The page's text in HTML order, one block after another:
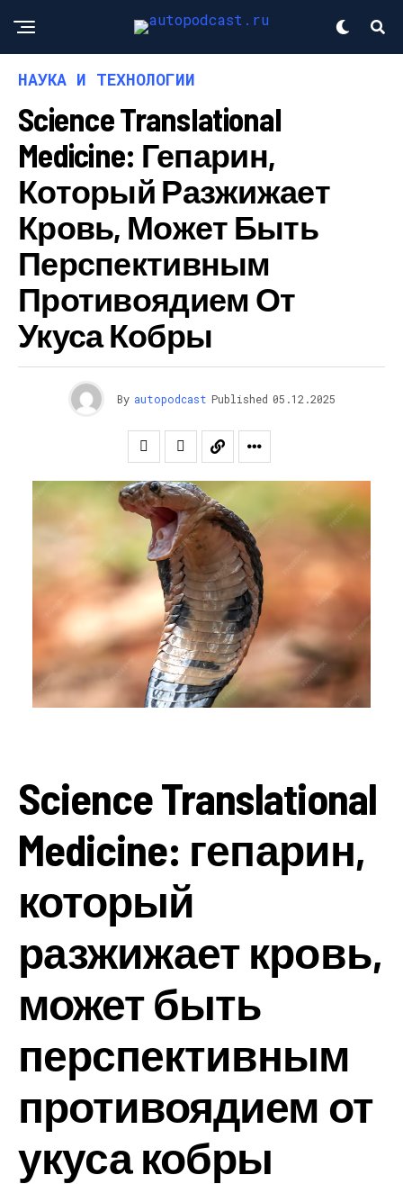
НАУКА И ТЕХНОЛОГИИ
Science Translational
Medicine: Гепарин,
Который Разжижает
Кровь, Может Быть
Перспективным
Противоядием От
Укуса Кобры
By autopodcast Published 05.12.2025
Science Translational
Medicine: гепарин,
который
разжижает кровь,
может быть
перспективным
противоядием от
укуса кобры